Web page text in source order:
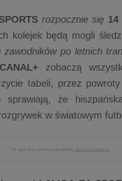
rozpocznie się
kolejek będą mogli
zawodników po letnich
CANAL+ zobaczą
tabeli, przez
sprawiają, że
w światowym
To see this content properly accept cookies.